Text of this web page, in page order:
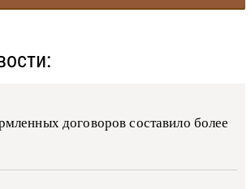
договоров составило более